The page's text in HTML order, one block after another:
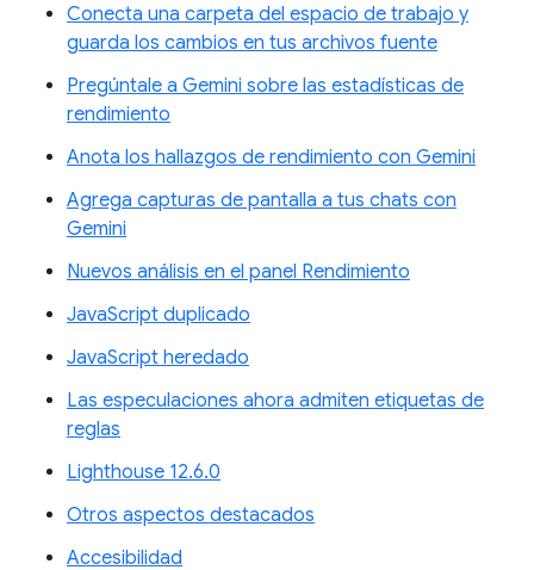
Conecta una carpeta del espacio de trabajo y
guarda los cambios en tus archivos fuente
Pregúntale a Gemini sobre las estadísticas de
rendimiento
Anota los hallazgos de rendimiento con Gemini
Agrega capturas de pantalla a tus chats con
Gemini
Nuevos análisis en el panel Rendimiento
JavaScript duplicado
JavaScript heredado
Las especulaciones ahora admiten etiquetas de
reglas
Lighthouse 12.6.0
Otros aspectos destacados
Accesibilidad